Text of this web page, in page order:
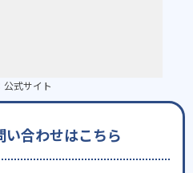
公式サイト
合わせはこちら